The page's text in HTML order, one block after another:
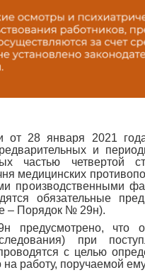
от 28 января 2021
и
частью четвертой
медицинских
производственными
обязательные
– Порядок № 29н).
что
при
с целью
работу, поручаемой